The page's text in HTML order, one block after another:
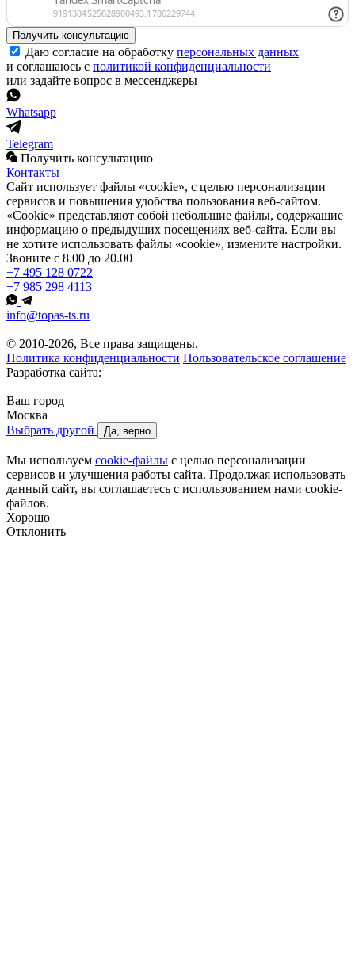
Получить консультацию
Даю согласие на обработку персональных данных
и соглашаюсь с политикой конфиденциальности
или задайте вопрос в мессенджеры
Whatsapp
Telegram
Получить консультацию
Контакты
Сайт использует файлы «cookie», с целью персонализации
сервисов и повышения удобства пользования веб-сайтом.
«Cookie» представляют собой небольшие файлы, содержащие
информацию о предыдущих посещениях веб-сайта. Если вы
не хотите использовать файлы «cookie», измените настройки.
Звоните с 8.00 до 20.00
+7 495 128 0722
+7 985 298 4113
info@topas-ts.ru
© 2010-2026, Все права защищены.
Политика конфиденциальности Пользовательское соглашение
Разработка сайта:
Ваш город
Москва
Выбрать другой
Да, верно
Мы используем cookie-файлы с целью персонализации
сервисов и улучшения работы сайта. Продолжая использовать
данный сайт, вы соглашаетесь с использованием нами cookie-
файлов.
Хорошо
Отклонить